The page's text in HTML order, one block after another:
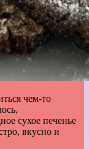
чем-то
сухое печенье
вкусно и